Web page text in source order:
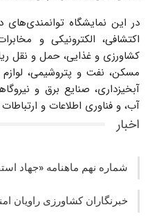
در این نمایشگاه
اکتشافی، الکترونیکی و
کشاورزی و غذایی، حمل و نقل
مسکن، نفت و پتروشیمی،
آبخیزداری، صنایع برق و
آب، و فناوری اطلاعات و
اخبار
شماره نهم ماهنامه «جهاد
خبرنگاران کشاورزی راویان